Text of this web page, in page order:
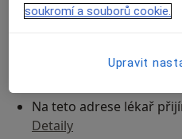
Dostupnost
Na této adrese online
Na teto adrese lékař
Detaily
soukromí a souborů cookie.
Upravit